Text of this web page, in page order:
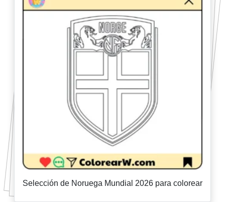
Selección de Noruega Mundial 2026 para colorear